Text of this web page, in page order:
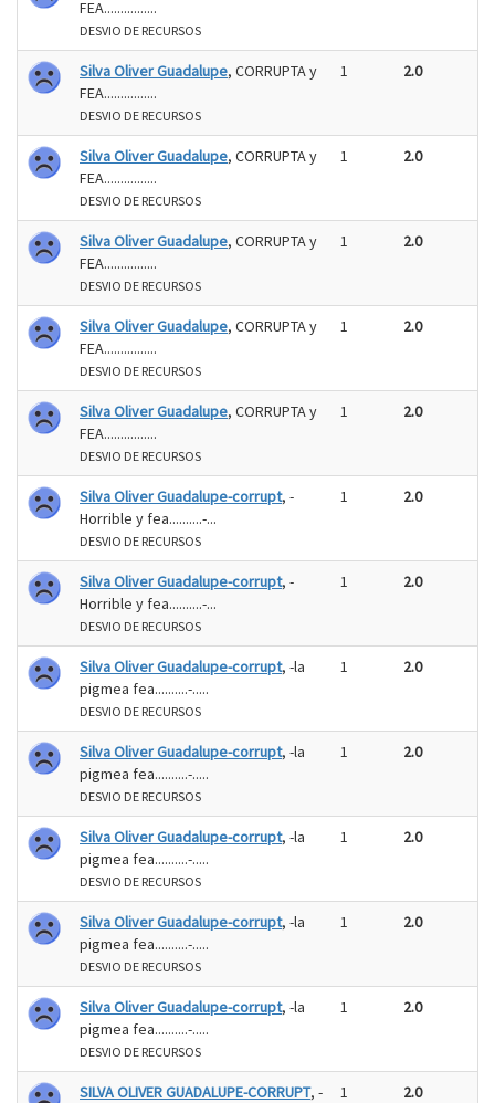
FEA................
DESVIO DE RECURSOS
Silva Oliver Guadalupe, CORRUPTA y
FEA................
DESVIO DE RECURSOS
1 2.0
Silva Oliver Guadalupe, CORRUPTA y
FEA................
DESVIO DE RECURSOS
1 2.0
Silva Oliver Guadalupe, CORRUPTA y
FEA................
DESVIO DE RECURSOS
1 2.0
Silva Oliver Guadalupe, CORRUPTA y
FEA................
DESVIO DE RECURSOS
1 2.0
Silva Oliver Guadalupe, CORRUPTA y
FEA................
DESVIO DE RECURSOS
1 2.0
Silva Oliver Guadalupe-corrupt, -
Horrible y fea..........-...
DESVIO DE RECURSOS
1 2.0
Silva Oliver Guadalupe-corrupt, -
Horrible y fea..........-...
DESVIO DE RECURSOS
1 2.0
Silva Oliver Guadalupe-corrupt, -la
pigmea fea..........-.....
DESVIO DE RECURSOS
1 2.0
Silva Oliver Guadalupe-corrupt, -la
pigmea fea..........-.....
DESVIO DE RECURSOS
1 2.0
Silva Oliver Guadalupe-corrupt, -la
pigmea fea..........-.....
DESVIO DE RECURSOS
1 2.0
Silva Oliver Guadalupe-corrupt, -la
pigmea fea..........-.....
DESVIO DE RECURSOS
1 2.0
Silva Oliver Guadalupe-corrupt, -la
pigmea fea..........-.....
DESVIO DE RECURSOS
1 2.0
SILVA OLIVER GUADALUPE-CORRUPT, -
1 2.0